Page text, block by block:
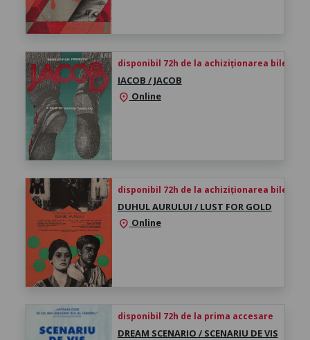
disponibil 72h de la achiziționarea biletului
IACOB / JACOB
location_on Online
disponibil 72h de la achiziționarea biletului
DUHUL AURULUI / LUST FOR GOLD
location_on Online
disponibil 72h de la prima accesare
DREAM SCENARIO / SCENARIU DE VIS